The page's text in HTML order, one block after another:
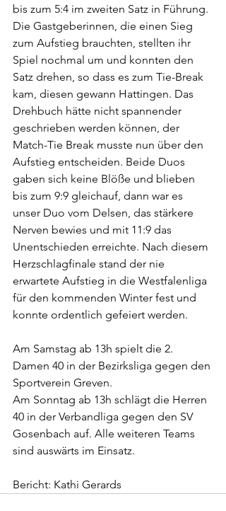
bis zum 5:4 im zweiten Satz in Führung.
Die Gastgeberinnen, die einen Sieg
zum Aufstieg brauchten, stellten ihr
Spiel nochmal um und konnten den
Satz drehen, so dass es zum Tie-Break
kam, diesen gewann Hattingen. Das
Drehbuch hätte nicht spannender
geschrieben werden können, der
Match-Tie Break musste nun über den
Aufstieg entscheiden. Beide Duos
gaben sich keine Blöße und blieben
bis zum 9:9 gleichauf, dann war es
unser Duo vom Delsen, das stärkere
Nerven bewies und mit 11:9 das
Unentschieden erreichte. Nach diesem
Herzschlagfinale stand der nie
erwartete Aufstieg in die Westfalenliga
für den kommenden Winter fest und
konnte ordentlich gefeiert werden.
Am Samstag ab 13h spielt die 2.
Damen 40 in der Bezirksliga gegen den
Sportverein Greven.
Am Sonntag ab 13h schlägt die Herren
40 in der Verbandliga gegen den SV
Gosenbach auf. Alle weiteren Teams
sind auswärts im Einsatz.
Bericht: Kathi Gerards